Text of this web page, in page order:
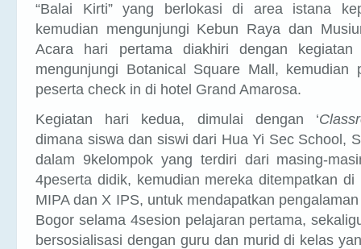
kemudian mengunjungi Kebun Raya dan
Acara hari pertama diakhiri dengan
mengunjungi Botanical Square Mall, kemudian
peserta check in di hotel Grand Amarosa.
Kegiatan hari kedua, dimulai dengan ‘
dimana siswa dan siswi dari Hua Yi Sec School,
dalam 9kelompok yang terdiri dari masing-
4peserta didik, kemudian mereka ditempatkan
MIPA dan X IPS, untuk mendapatkan
Bogor selama 4sesion pelajaran pertama,
bersosialisasi dengan guru dan murid di kelas
ke 2 sesion pelajaran berikutnya,